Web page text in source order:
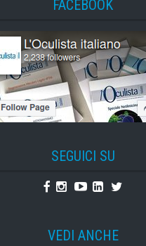
FACEBOOK
SEGUICI SU
Facebook
Instagram
YoutubeLinkedin
VEDI ANCHE